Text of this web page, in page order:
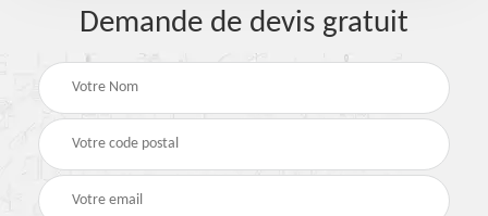
Demande de devis gratuit